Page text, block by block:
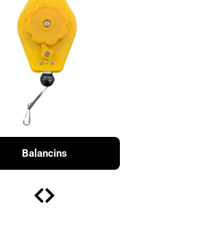
Balancins